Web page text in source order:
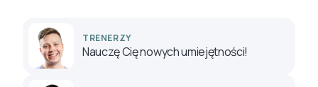
TRENERZY
Nauczę Cię nowych umiejętności!